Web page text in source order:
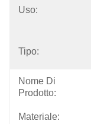
Uso:
Tipo:
Nome Di
Prodotto:
Materiale: